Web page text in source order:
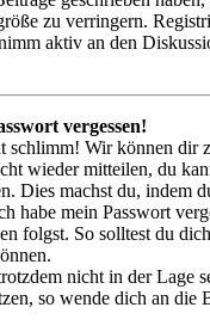
zu verringern.
aktiv an den
vergessen!
schlimm! Wir können dir
wieder mitteilen, du
Dies machst du, indem
habe mein Passwort
folgst. So solltest du
nicht in der Lage
so wende dich an die